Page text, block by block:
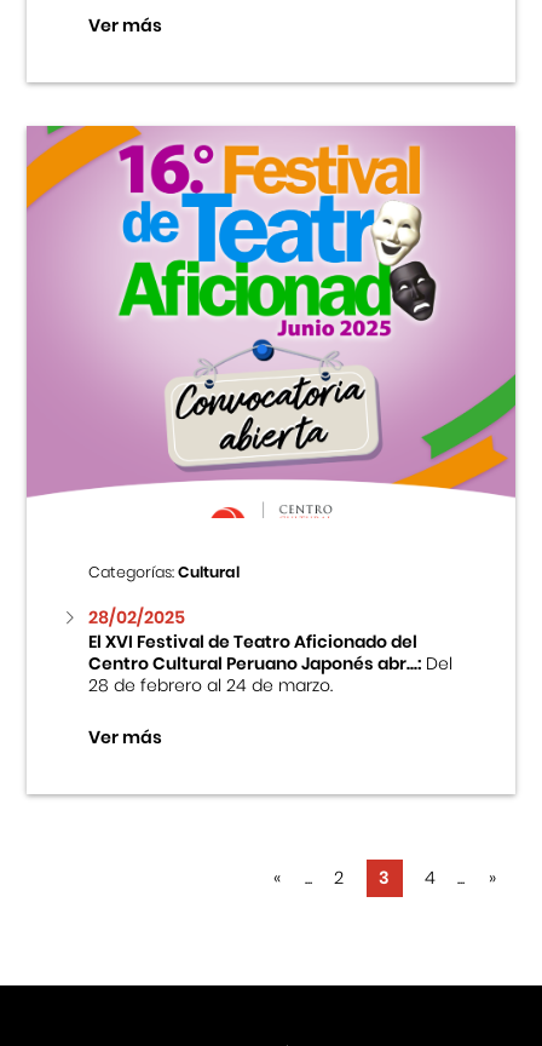
Ver más
Categorías:Cultural
28/02/2025
El XVI Festival de Teatro Aficionado del
Centro Cultural Peruano Japonés abr...:Del
28 de febrero al 24 de marzo.
Ver más
« ... 2 3 4 ... »